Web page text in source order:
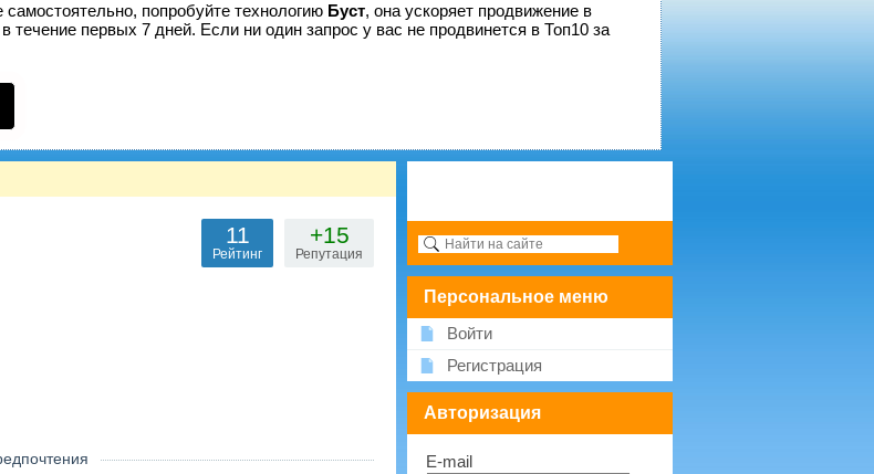
попробуйте технологию Буст, она ускоряет продвижение в
течение первых 7 дней. Если ни один запрос у вас не продвинется в Топ10 за
+15
Репутация
11
Рейтинг
Персональное меню
Войти
Регистрация
Авторизация
E-mail